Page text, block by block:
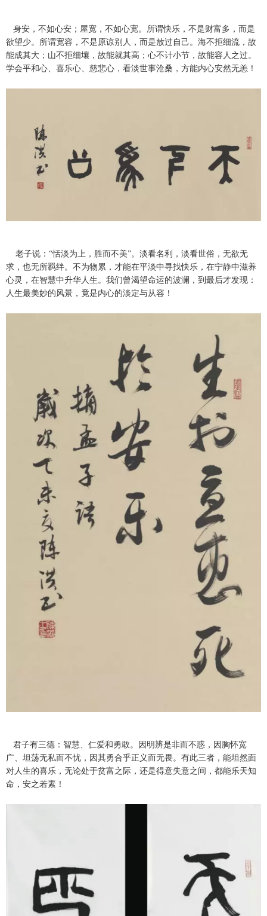
身安，不如心安；屋宽，不如心宽。所谓快乐，不是财富多，而是
欲望少。所谓宽容，不是原谅别人，而是放过自己。海不拒细流，故
能成其大；山不拒细壤，故能就其高；心不计小节，故能容人之过。
学会平和心、喜乐心、慈悲心，看淡世事沧桑，方能内心安然无恙！
老子说：“恬淡为上，胜而不美”。淡看名利，淡看世俗，无欲无
求，也无所羁绊。不为物累，才能在平淡中寻找快乐，在宁静中滋养
心灵，在智慧中升华人生。我们曾渴望命运的波澜，到最后才发现：
人生最美妙的风景，竟是内心的淡定与从容！
君子有三德：智慧、仁爱和勇敢。因明辨是非而不惑，因胸怀宽
广、坦荡无私而不忧，因其勇合乎正义而无畏。有此三者，能坦然面
对人生的喜乐，无论处于贫富之际，还是得意失意之间，都能乐天知
命，安之若素！